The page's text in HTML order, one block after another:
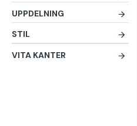
VITA KANTER
UPPDELNING
STIL